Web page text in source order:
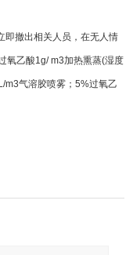
撤出相关人员，在无人情
氧乙酸1g/ m3加热熏蒸(湿度
m3气溶胶喷雾；5%过氧乙